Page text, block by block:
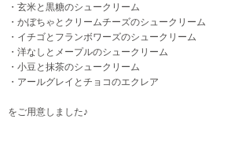
・玄米と黒糖のシュークリーム
・かぼちゃとクリームチーズのシュークリーム
・イチゴとフランボワーズのシュークリーム
・洋なしとメープルのシュークリーム
・小豆と抹茶のシュークリーム
・アールグレイとチョコのエクレア
をご用意しました♪